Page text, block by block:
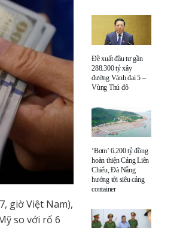
giờ Việt Nam),
so với rổ 6
Đề xuất đầu tư gần
288.300 tỷ xây
đường Vành đai 5 –
Vùng Thủ đô
‘Bơm’ 6.200 tỷ đồng
hoàn thiện Cảng Liên
Chiểu, Đà Nẵng
hướng tới siêu cảng
container